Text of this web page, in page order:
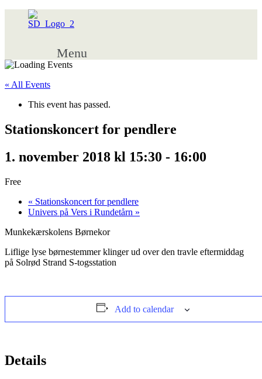
Menu
« All Events
This event has passed.
Stationskoncert for pendlere
1. november 2018 kl 15:30 - 16:00
Free
« Stationskoncert for pendlere
Univers på Vers i Rundetårn »
Munkekærskolens Børnekor
Liflige lyse børnestemmer klinger ud over den travle eftermiddag
på Solrød Strand S-togsstation
Add to calendar
Details